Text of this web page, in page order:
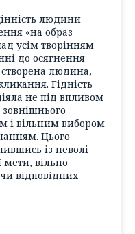
людини
«на образ
усім творінням
до осягнення
створена людина,
Гідність
не під впливом
і вільним вибором
Цього
із неволі
мети, вільно
відповідних